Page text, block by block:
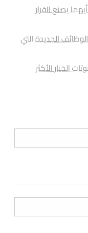
يصنع القرار
الجديدة التي
الخيار الأكثر